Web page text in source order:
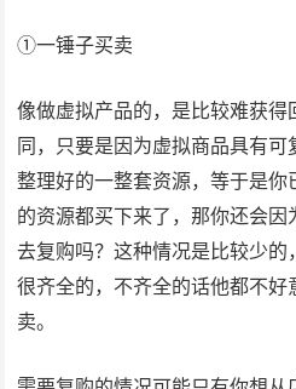
①一锤子买卖
像做虚拟产品的，是比较难获得
同，只要是因为虚拟商品具有
整理好的一整套资源，等于是
的资源都买下来了，那你还会
去复购吗？这种情况是比较少的
很齐全的，不齐全的话他都不
卖。